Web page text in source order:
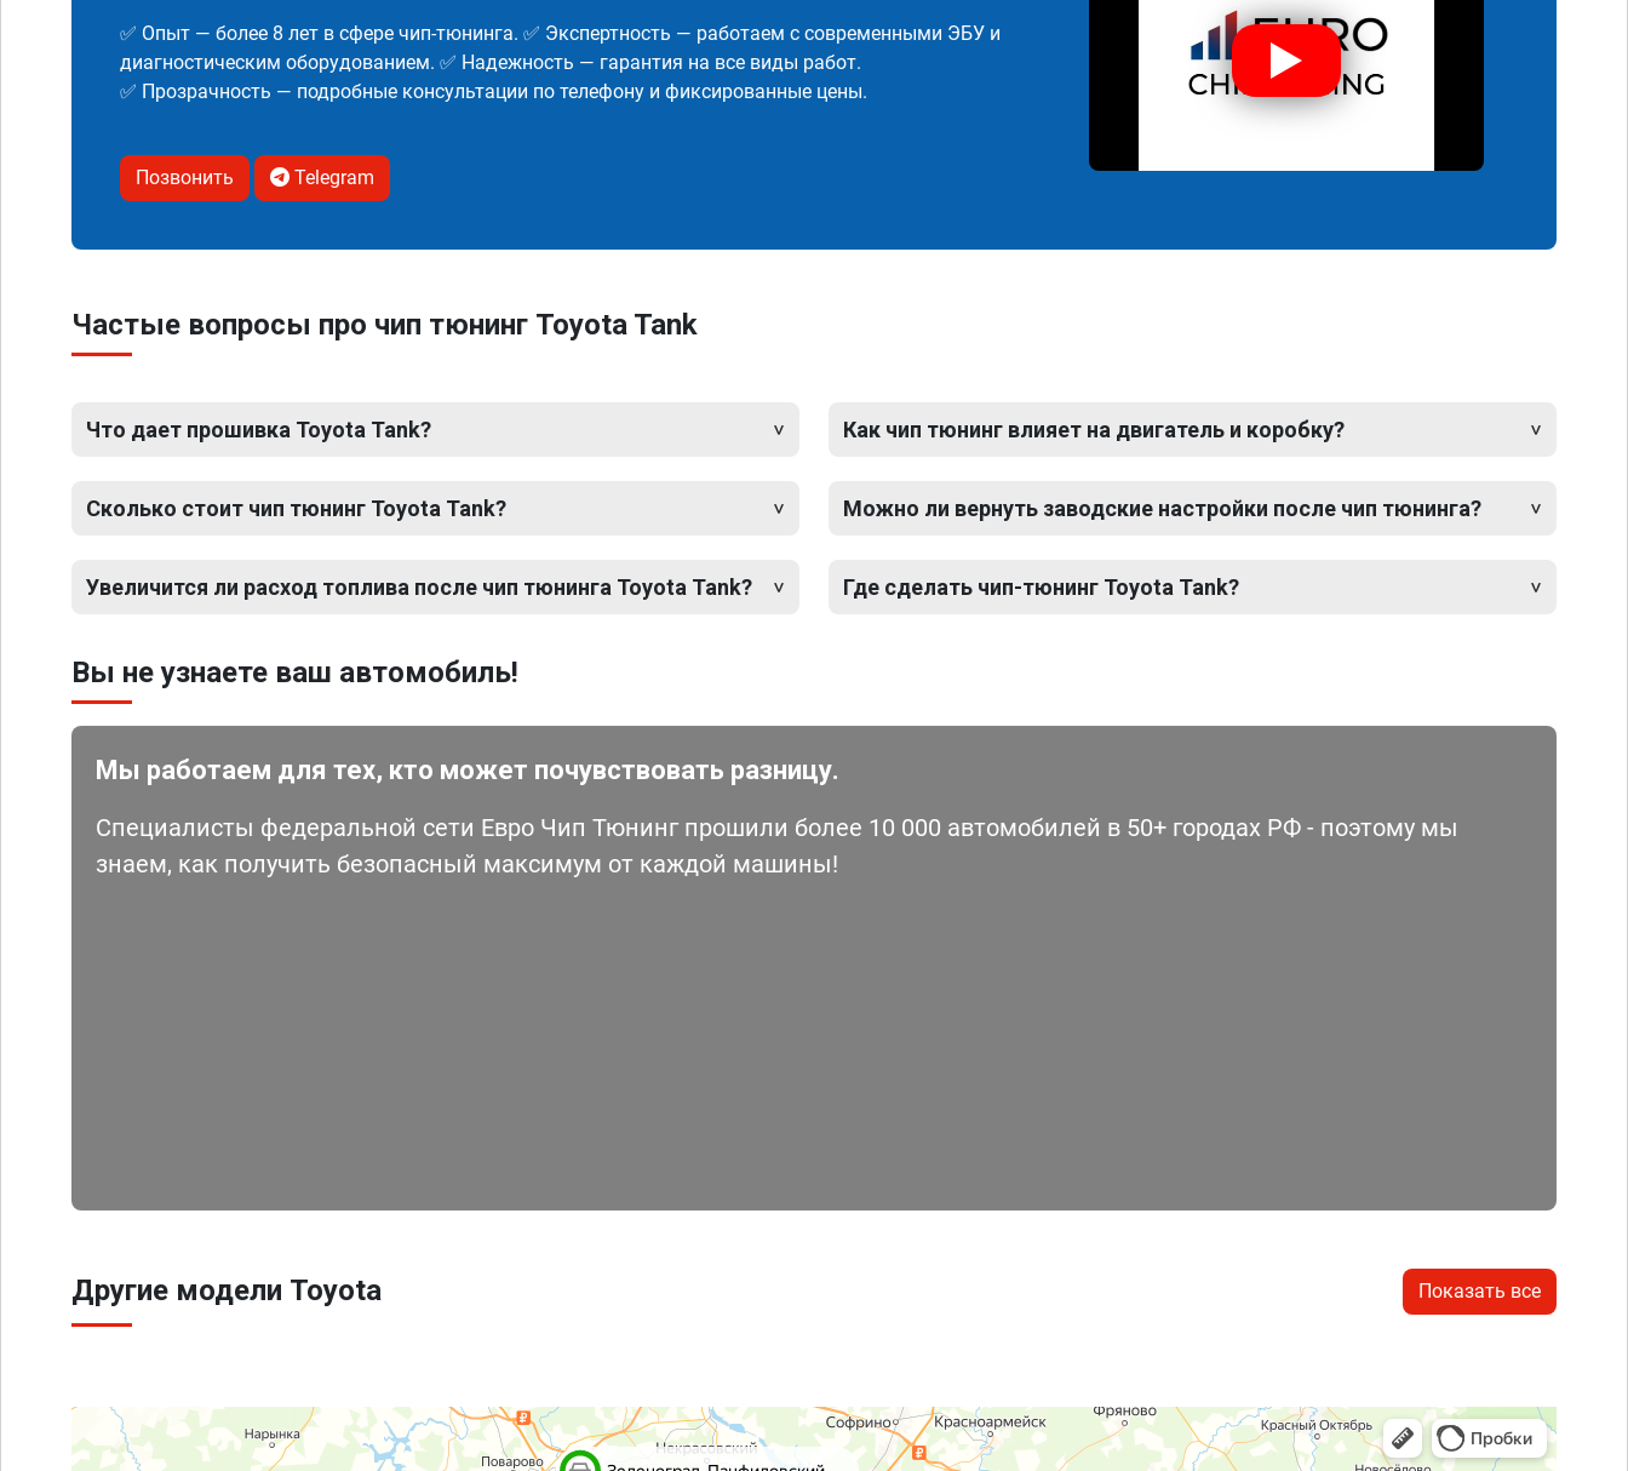
✅ Опыт — более 8 лет в сфере чип-тюнинга. ✅ Экспертность — работаем с современными ЭБУ и
диагностическим оборудованием. ✅ Надежность — гарантия на все виды работ.
✅ Прозрачность — подробные консультации по телефону и фиксированные цены.
Позвонить Telegram
Частые вопросы про чип тюнинг Toyota Tank
Что дает прошивка Toyota Tank?
Сколько стоит чип тюнинг Toyota Tank?
Увеличится ли расход топлива после чип тюнинга Toyota Tank?
Как чип тюнинг влияет на двигатель и коробку?
Можно ли вернуть заводские настройки после чип тюнинга?
Где сделать чип-тюнинг Toyota Tank?
Вы не узнаете ваш автомобиль!
Мы работаем для тех, кто может почувствовать разницу.
Специалисты федеральной сети Евро Чип Тюнинг прошили более 10 000 автомобилей в 50+ городах РФ - поэтому мы
знаем, как получить безопасный максимум от каждой машины!
Другие модели Toyota Показать все